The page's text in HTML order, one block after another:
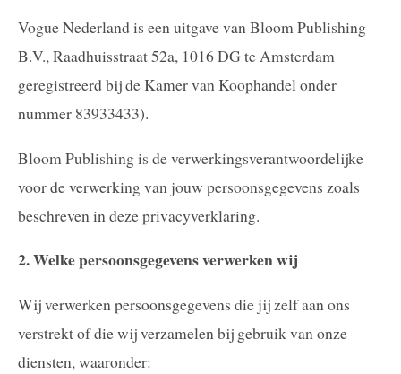
Vogue Nederland is een uitgave van Bloom Publishing
B.V., Raadhuisstraat 52a, 1016 DG te Amsterdam
geregistreerd bij de Kamer van Koophandel onder
nummer 83933433).
Bloom Publishing is de verwerkingsverantwoordelijke
voor de verwerking van jouw persoonsgegevens zoals
beschreven in deze privacyverklaring.
2. Welke persoonsgegevens verwerken wij
Wij verwerken persoonsgegevens die jij zelf aan ons
verstrekt of die wij verzamelen bij gebruik van onze
diensten, waaronder: